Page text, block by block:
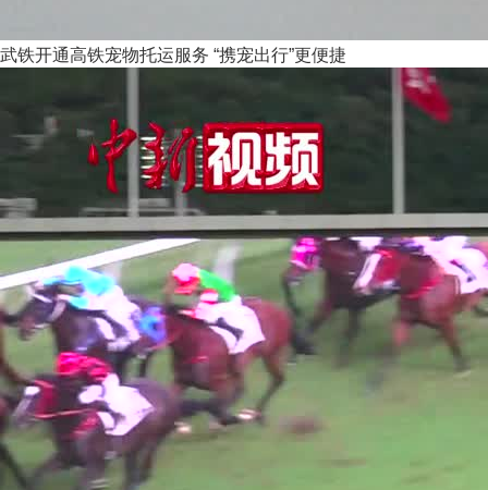
武铁开通高铁宠物托运服务 “携宠出行”更便捷